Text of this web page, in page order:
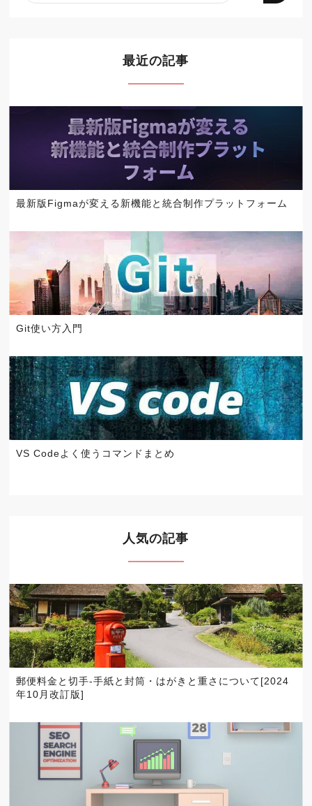
最近の記事
最新版Figmaが変える新機能と統合制作プラットフォーム
Git使い方入門
VS Codeよく使うコマンドまとめ
人気の記事
郵便料金と切手-手紙と封筒・はがきと重さについて[2024
年10月改訂版]